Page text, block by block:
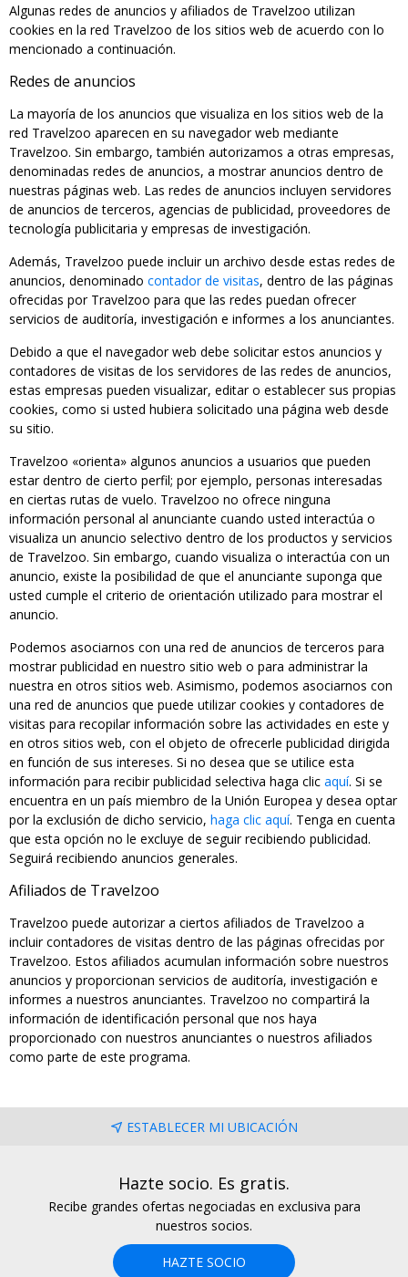
Algunas redes de anuncios y afiliados de Travelzoo utilizan
cookies en la red Travelzoo de los sitios web de acuerdo con lo
mencionado a continuación.
Redes de anuncios
La mayoría de los anuncios que visualiza en los sitios web de la
red Travelzoo aparecen en su navegador web mediante
Travelzoo. Sin embargo, también autorizamos a otras empresas,
denominadas redes de anuncios, a mostrar anuncios dentro de
nuestras páginas web. Las redes de anuncios incluyen servidores
de anuncios de terceros, agencias de publicidad, proveedores de
tecnología publicitaria y empresas de investigación.
Además, Travelzoo puede incluir un archivo desde estas redes de
anuncios, denominado contador de visitas, dentro de las páginas
ofrecidas por Travelzoo para que las redes puedan ofrecer
servicios de auditoría, investigación e informes a los anunciantes.
Debido a que el navegador web debe solicitar estos anuncios y
contadores de visitas de los servidores de las redes de anuncios,
estas empresas pueden visualizar, editar o establecer sus propias
cookies, como si usted hubiera solicitado una página web desde
su sitio.
Travelzoo «orienta» algunos anuncios a usuarios que pueden
estar dentro de cierto perfil; por ejemplo, personas interesadas
en ciertas rutas de vuelo. Travelzoo no ofrece ninguna
información personal al anunciante cuando usted interactúa o
visualiza un anuncio selectivo dentro de los productos y servicios
de Travelzoo. Sin embargo, cuando visualiza o interactúa con un
anuncio, existe la posibilidad de que el anunciante suponga que
usted cumple el criterio de orientación utilizado para mostrar el
anuncio.
Podemos asociarnos con una red de anuncios de terceros para
mostrar publicidad en nuestro sitio web o para administrar la
nuestra en otros sitios web. Asimismo, podemos asociarnos con
una red de anuncios que puede utilizar cookies y contadores de
visitas para recopilar información sobre las actividades en este y
en otros sitios web, con el objeto de ofrecerle publicidad dirigida
en función de sus intereses. Si no desea que se utilice esta
información para recibir publicidad selectiva haga clic aquí. Si se
encuentra en un país miembro de la Unión Europea y desea optar
por la exclusión de dicho servicio, haga clic aquí. Tenga en cuenta
que esta opción no le excluye de seguir recibiendo publicidad.
Seguirá recibiendo anuncios generales.
Afiliados de Travelzoo
Travelzoo puede autorizar a ciertos afiliados de Travelzoo a
incluir contadores de visitas dentro de las páginas ofrecidas por
Travelzoo. Estos afiliados acumulan información sobre nuestros
anuncios y proporcionan servicios de auditoría, investigación e
informes a nuestros anunciantes. Travelzoo no compartirá la
información de identificación personal que nos haya
proporcionado con nuestros anunciantes o nuestros afiliados
como parte de este programa.
ESTABLECER MI UBICACIÓN
Hazte socio. Es gratis.
Recibe grandes ofertas negociadas en exclusiva para
nuestros socios.
HAZTE SOCIO